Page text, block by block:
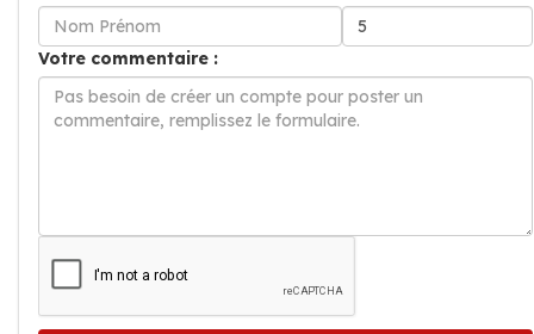
Votre commentaire :